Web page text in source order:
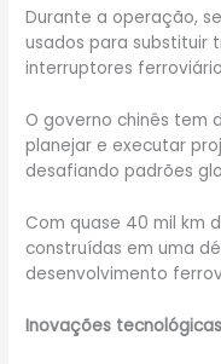
Durante a operação,
usados para substituir
interruptores
O governo chinês tem
planejar e executar
desafiando padrões
Com quase 40 mil km
construídas em uma
desenvolvimento
Inovações